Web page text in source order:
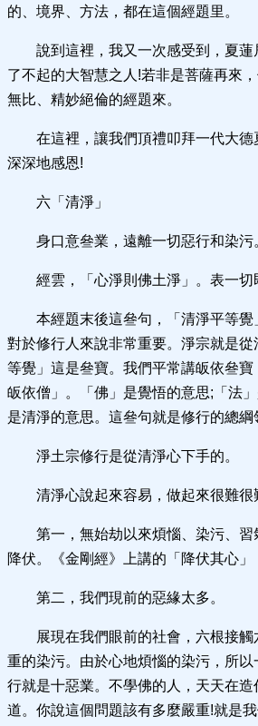
的、境界、方法，都在這個經題里。
說到這裡，我又一次感受到，夏
了不起的大智慧之人!若非是菩薩再來
無比、精妙絕倫的經題來。
在這裡，讓我們頂禮叩拜一代大
深深地感恩!
六「清淨」
身口意叄業，遠離一切惡行和染污
經雲，「心淨則佛土淨」。表一切
本經題末後這叄句，「清淨平等覺
對於修行人來說非常重要。淨宗就是
等覺」這是叄寶。我們平常講皈依叄寶
皈依僧」。「佛」是覺悟的意思;「法」
是清淨的意思。這叄句就是修行的總綱
淨土宗修行是從清淨心下手的。
清淨心說起來容易，做起來很難
第一，無始劫以來煩惱、染污、
降伏。《金剛經》上講的「降伏其心」
第二，我們現前的惡緣太多。
展現在我們眼前的社會，六根接
重的染污。由於心地煩惱的染污，所
行就是十惡業。不學佛的人，天天在
道。你說這個問題該有多麼嚴重!就是